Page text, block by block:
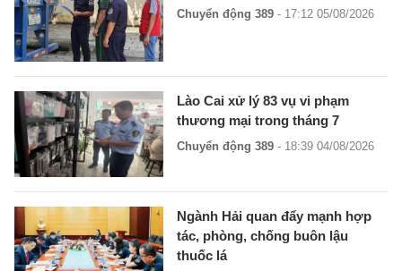
Chuyển động 389 - 17:12 05/08/2026
Lào Cai xử lý 83 vụ vi phạm
thương mại trong tháng 7
Chuyển động 389 - 18:39 04/08/2026
Ngành Hải quan đẩy mạnh hợp
tác, phòng, chống buôn lậu
thuốc lá